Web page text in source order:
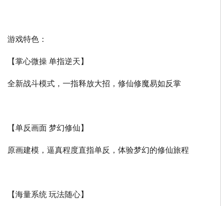
游戏特色：
【掌心微操 单指逆天】
全新战斗模式，一指释放大招，修仙修魔易如反掌
【单反画面 梦幻修仙】
原画建模，逼真程度直指单反，体验梦幻的修仙旅程
【海量系统 玩法随心】